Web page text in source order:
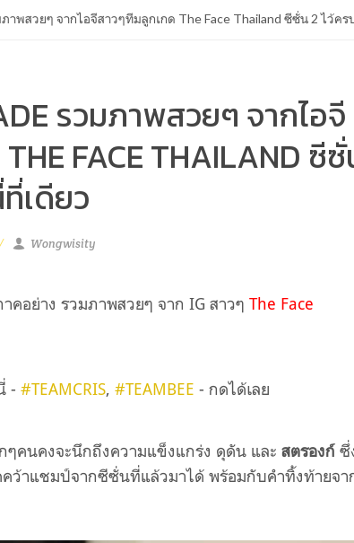
าพสวยๆ จากไอจีสาวๆทีมลูกเกด The Face Thailand ซีซั่น 2 ไว้ค
รวมภาพสวยๆ จากไอจี
FACE THAILAND ซี
เดียว
Wongwisity
คอย่าง รวมภาพสวยๆ จาก IG สาวๆ The Face
- #TEAMCRIS, #TEAMBEE - กดได้เลย
คนคงจะนึกถึงความแข็งแกร่ง ดุดัน และ สตรองก์ซึ่
ว้าแชมป์จากซีซั่นที่แล้วมาได้ พร้อมกับคำทิ้งท้ายจา